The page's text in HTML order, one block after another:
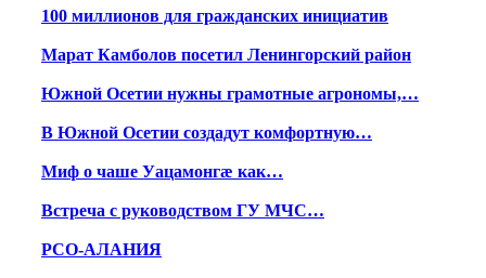
100 миллионов для гражданских инициатив
Марат Камболов посетил Ленингорский район
Южной Осетии нужны грамотные агрономы,…
В Южной Осетии создадут комфортную…
Миф о чаше Уацамонгæ как…
Встреча с руководством ГУ МЧС…
РСО-АЛАНИЯ